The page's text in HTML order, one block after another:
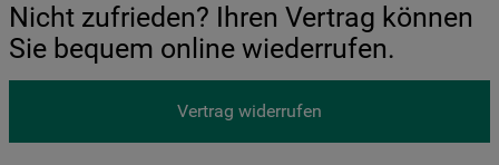
Nicht zufrieden? Ihren Vertrag können
Sie bequem online wiederrufen.
Vertrag widerrufen